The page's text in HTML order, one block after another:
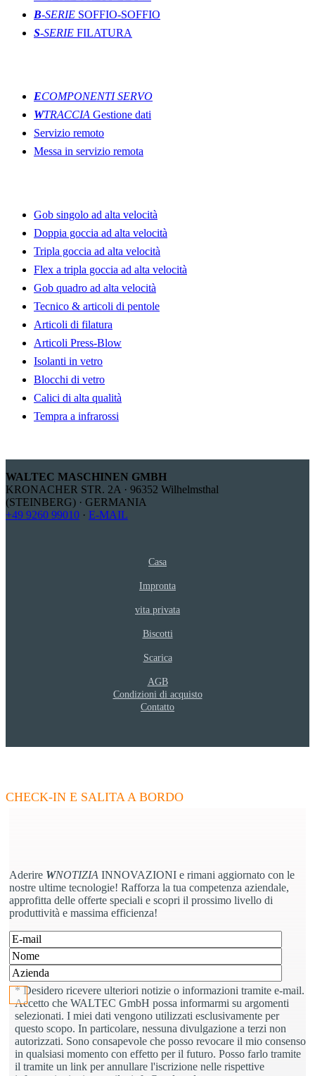
B-SERIE SOFFIO-SOFFIO
S-SERIE FILATURA
ECOMPONENTI SERVO
WTRACCIA Gestione dati
Servizio remoto
Messa in servizio remota
Gob singolo ad alta velocità
Doppia goccia ad alta velocità
Tripla goccia ad alta velocità
Flex a tripla goccia ad alta velocità
Gob quadro ad alta velocità
Tecnico & articoli di pentole
Articoli di filatura
Articoli Press-Blow
Isolanti in vetro
Blocchi di vetro
Calici di alta qualità
Tempra a infrarossi
WALTEC MASCHINEN GMBH
KRONACHER STR. 2A · 96352 Wilhelmsthal
(STEINBERG) · GERMANIA
+49 9260 99010 · E-MAIL
Casa
Impronta
vita privata
Biscotti
Scarica
AGB
Condizioni di acquisto
Contatto
CHECK-IN E SALITA A BORDO
Aderire WNOTIZIA INNOVAZIONI e rimani aggiornato con le
nostre ultime tecnologie! Rafforza la tua competenza aziendale,
approfitta delle offerte speciali e scopri il prossimo livello di
produttività e massima efficienza!
Si prega di lasciare vuoto questo campo.
* Desidero ricevere ulteriori notizie o informazioni tramite e-mail.
Accetto che WALTEC GmbH possa informarmi su argomenti
selezionati. I miei dati vengono utilizzati esclusivamente per
questo scopo. In particolare, nessuna divulgazione a terzi non
autorizzati. Sono consapevole che posso revocare il mio consenso
in qualsiasi momento con effetto per il futuro. Posso farlo tramite
il tramite un link per annullare l'iscrizione nelle rispettive